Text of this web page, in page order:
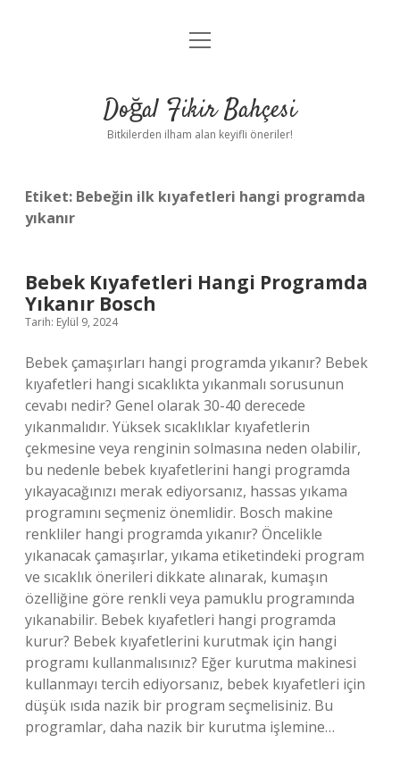
Anasayfa
Yasal Uyarı
menüyü
Doğal Fikir Bahçesi
Bitkilerden ilham alan keyifli öneriler!
Etiket: Bebeğin ilk kıyafetleri hangi programda
yıkanır
Bebek Kıyafetleri Hangi Programda
Yıkanır Bosch
Tarih: Eylül 9, 2024
Bebek çamaşırları hangi programda yıkanır? Bebek
kıyafetleri hangi sıcaklıkta yıkanmalı sorusunun
cevabı nedir? Genel olarak 30-40 derecede
yıkanmalıdır. Yüksek sıcaklıklar kıyafetlerin
çekmesine veya renginin solmasına neden olabilir,
bu nedenle bebek kıyafetlerini hangi programda
yıkayacağınızı merak ediyorsanız, hassas yıkama
programını seçmeniz önemlidir. Bosch makine
renkliler hangi programda yıkanır? Öncelikle
yıkanacak çamaşırlar, yıkama etiketindeki program
ve sıcaklık önerileri dikkate alınarak, kumaşın
özelliğine göre renkli veya pamuklu programında
yıkanabilir. Bebek kıyafetleri hangi programda
kurur? Bebek kıyafetlerini kurutmak için hangi
programı kullanmalısınız? Eğer kurutma makinesi
kullanmayı tercih ediyorsanız, bebek kıyafetleri için
düşük ısıda nazik bir program seçmelisiniz. Bu
programlar, daha nazik bir kurutma işlemine…